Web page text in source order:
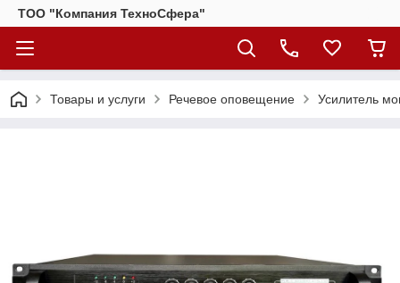
ТОО "Компания ТехноСфера"
Товары и услуги Речевое оповещение Усилитель